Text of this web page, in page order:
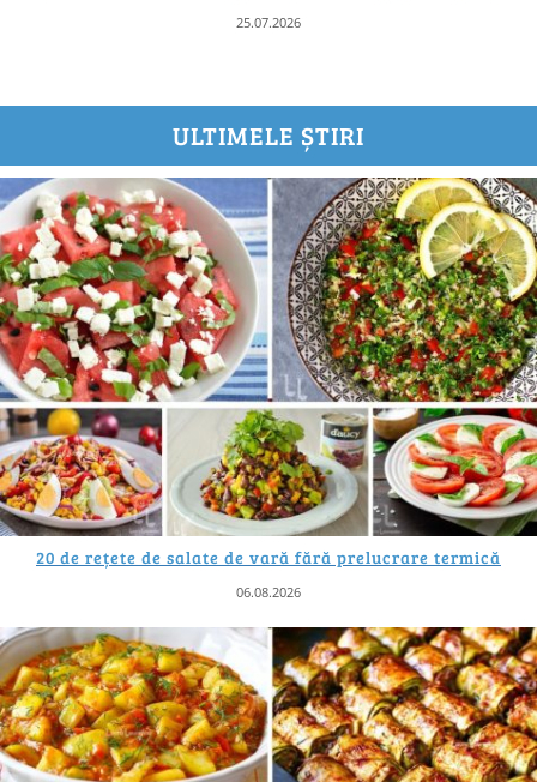
25.07.2026
ULTIMELE ȘTIRI
20 de rețete de salate de vară fără prelucrare termică
06.08.2026